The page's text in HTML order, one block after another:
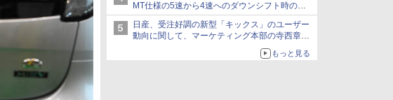
MT仕様の5速から4速へのダウンシフト時の操
作性向上など
日産、受注好調の新型「キックス」のユーザー
動向に関して、マーケティング本部の寺西章氏
もっと見る